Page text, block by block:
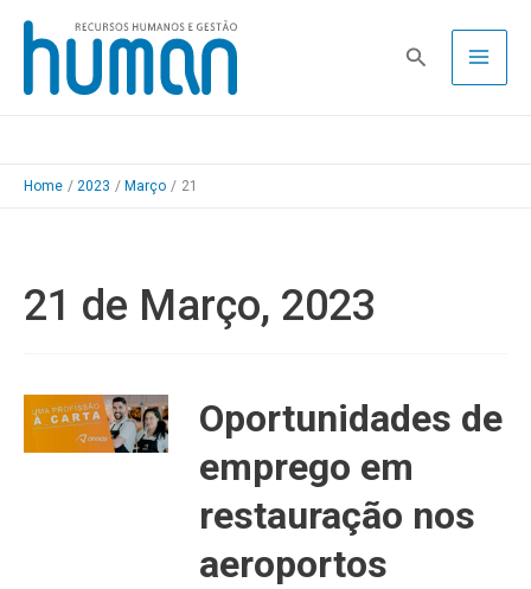
Skip
content
Pesquisa
Home 2023 Março 21
21 de Março, 2023
Oportunidades de
emprego em
restauração nos
aeroportos